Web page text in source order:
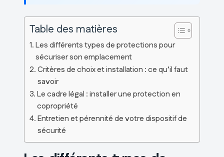
Table des matières
Les différents types de protections pour
sécuriser son emplacement
Critères de choix et installation : ce qu’il faut
savoir
Le cadre légal : installer une protection en
copropriété
Entretien et pérennité de votre dispositif de
sécurité